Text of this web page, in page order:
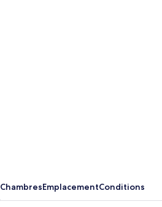
ChambresEmplacementConditions